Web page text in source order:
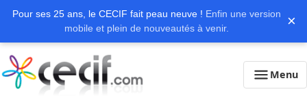
Pour ses 25 ans, le CECIF fait peau neuve ! Enfin une version
mobile et plein de nouveautés à venir.
×
Menu